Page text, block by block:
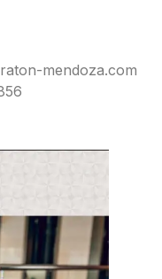
mendoza.com